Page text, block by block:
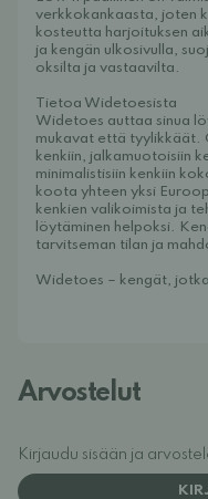
verkkokankaasta, joten
kosteutta harjoituksen
ja kengän ulkosivulla,
oksilta ja vastaavilta.
Tietoa Widetoesista
Widetoes auttaa sinua
mukavat että tyylikkäät.
kenkiin, jalkamuotoisiin
minimalistisiin kenkiin
koota yhteen yksi
kenkien valikoimista ja
löytäminen helpoksi.
tarvitseman tilan ja
Widetoes – kengät,
Arvostelut
Kirjaudu sisään ja